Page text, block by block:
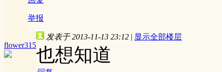
举报
flower315
发表于 2013-11-13 23:12 | 显示全部楼层
也想知道